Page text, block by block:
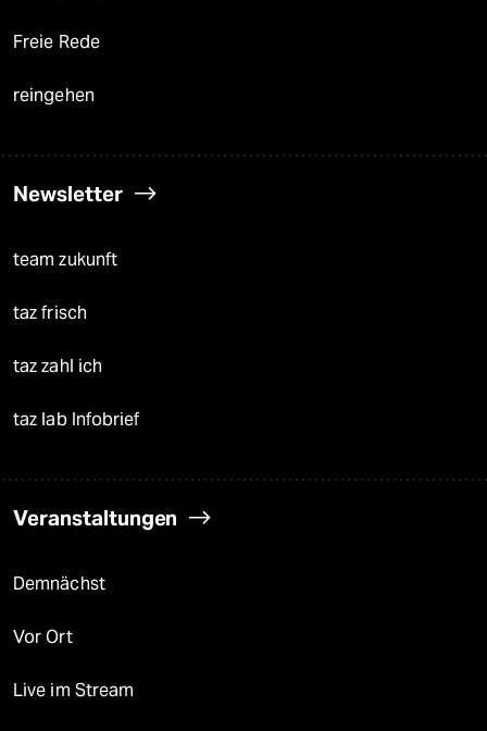
Freie Rede
reingehen
Newsletter
team zukunft
taz frisch
taz zahl ich
taz lab Infobrief
Veranstaltungen
Demnächst
Vor Ort
Live im Stream